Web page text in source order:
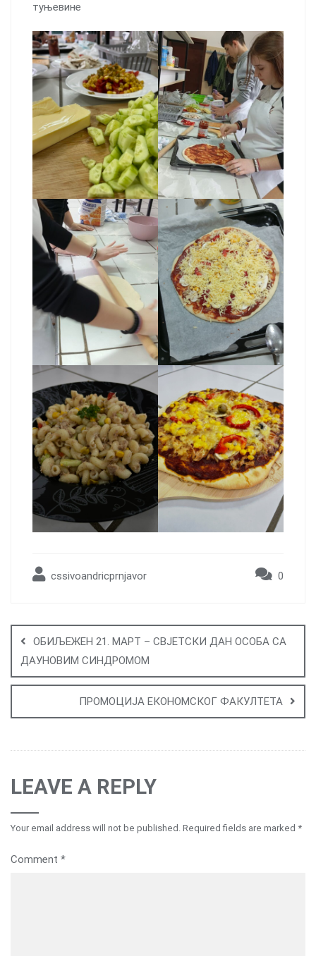
туњевине
cssivoandricprnjavor 0
navigation
ОБИЉЕЖЕН 21. МАРТ – СВЈЕТСКИ ДАН ОСОБА СА
ДАУНОВИМ СИНДРОМОМ
ПРОМОЦИЈА ЕКОНОМСКОГ ФАКУЛТЕТА
LEAVE A REPLY
Your email address will not be published. Required fields are marked *
Comment *